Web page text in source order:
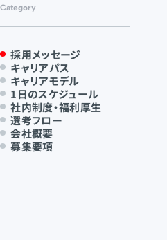
Category
採用メッセージ
キャリアパス
キャリアモデル
1日のスケジュール
社内制度・福利厚生
選考フロー
会社概要
募集要項